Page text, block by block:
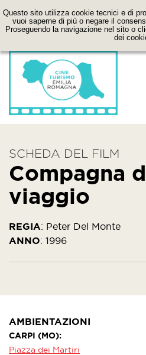
Questo sito utilizza cookie tecnici e di
vuoi saperne di più o negare il
Proseguendo la navigazione nel sito o
dei
ABOUT
FILM
SCHEDA DEL FILM
Compagna
viaggio
REGIA: Peter Del Monte
ANNO: 1996
AMBIENTAZIONI
CARPI (MO)
Piazza dei Martiri